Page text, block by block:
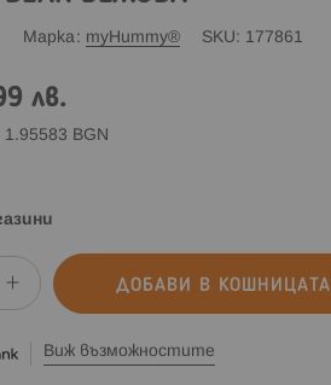
Марка myHummy® SKU 177861
лв.
BGN
ДОБАВИ В КОШНИЦАТА
Виж възможностите